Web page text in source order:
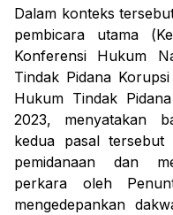
Dalam konteks
pembicara utama (
Konferensi Hukum
Tindak Pidana
Hukum Tindak
2023, menyatakan
kedua pasal tersebut
pemidanaan dan
perkara oleh
mengedepankan